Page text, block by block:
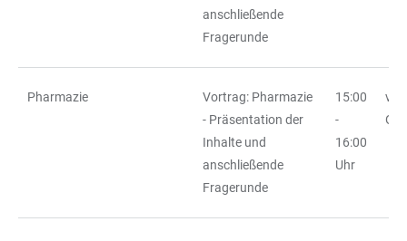
anschließende
Fragerunde
Pharmazie
Vortrag: Pharmazie
- Präsentation der
Inhalte und
anschließende
Fragerunde
15:00
-
16:00
Uhr
vor
Ort